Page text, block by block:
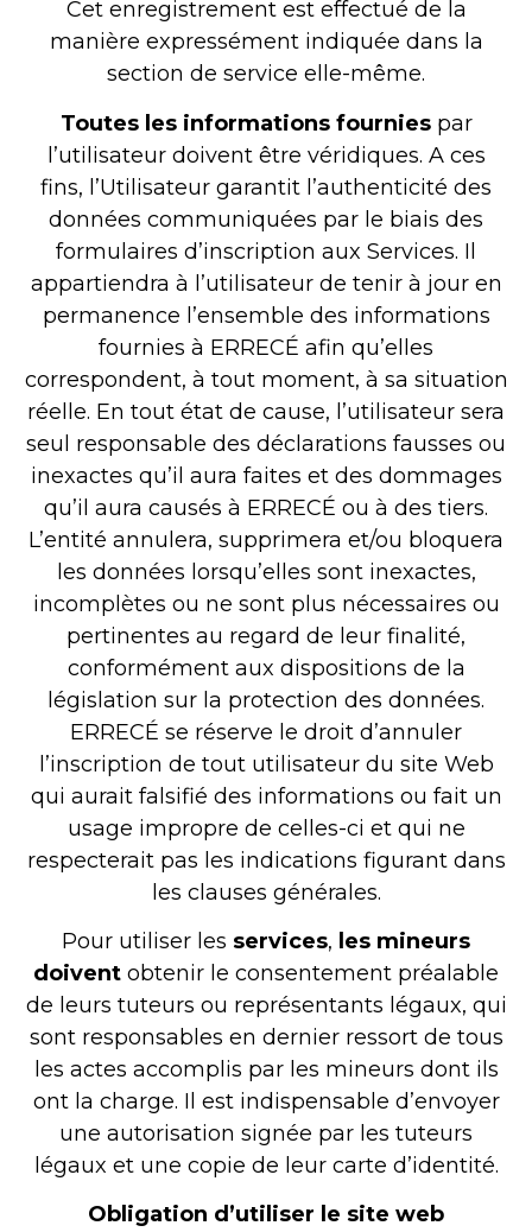
Cet enregistrement est effectué de la
manière expressément indiquée dans la
section de service elle-même.
Toutes les informations fourniespar
l’utilisateur doivent être véridiques. A ces
fins, l’Utilisateur garantit l’authenticité des
données communiquées par le biais des
formulaires d’inscription aux Services. Il
appartiendra à l’utilisateur de tenir à jour en
permanence l’ensemble des informations
fournies à ERRECÉ afin qu’elles
correspondent, à tout moment, à sa situation
réelle. En tout état de cause, l’utilisateur sera
seul responsable des déclarations fausses ou
inexactes qu’il aura faites et des dommages
qu’il aura causés à ERRECÉ ou à des tiers.
L’entité annulera, supprimera et/ou bloquera
les données lorsqu’elles sont inexactes,
incomplètes ou ne sont plus nécessaires ou
pertinentes au regard de leur finalité,
conformément aux dispositions de la
législation sur la protection des données.
ERRECÉ se réserve le droit d’annuler
l’inscription de tout utilisateur du site Web
qui aurait falsifié des informations ou fait un
usage impropre de celles-ci et qui ne
respecterait pas les indications figurant dans
les clauses générales.
Pour utiliser les services, les mineurs
doivent obtenir le consentement préalable
de leurs tuteurs ou représentants légaux, qui
sont responsables en dernier ressort de tous
les actes accomplis par les mineurs dont ils
ont la charge. Il est indispensable d’envoyer
une autorisation signée par les tuteurs
légaux et une copie de leur carte d’identité.
Obligation d’utiliser le site web